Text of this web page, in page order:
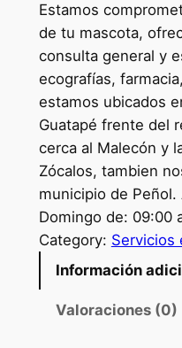
Estamos
de tu mascota,
consulta general y
ecografías,
estamos ubicados
Guatapé frente del
cerca al Malecón y
Zócalos, tambien
municipio de
Domingo de:
Category: Servicios
Información
Valoraciones (0)